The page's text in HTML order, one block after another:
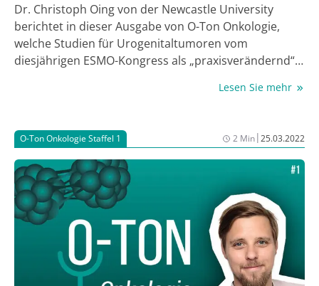
Dr. Christoph Oing von der Newcastle University
berichtet in dieser Ausgabe von O-Ton Onkologie,
welche Studien für Urogenitaltumoren vom
diesjährigen ESMO-Kongress als „praxisverändernd“
Lesen Sie mehr
O-Ton Onkologie Staffel 1 2 Min|25.03.2022